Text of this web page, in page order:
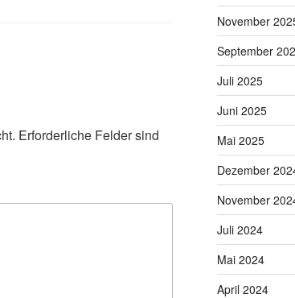
Erforderliche Felder sind
November
September
Juli 2025
Juni 2025
Mai 2025
Dezember
November
Juli 2024
Mai 2024
April 2024